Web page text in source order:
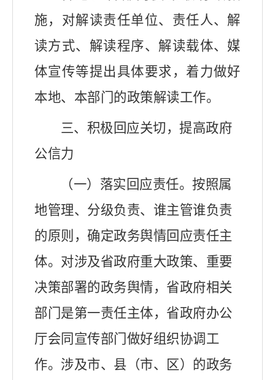
施，对解读责任单位、责任人、解
读方式、解读程序、解读载体、媒
体宣传等提出具体要求，着力做好
本地、本部门的政策解读工作。
三、积极回应关切，提高政府
公信力
（一）落实回应责任。按照属
地管理、分级负责、谁主管谁负责
的原则 ，确定政务舆情回应责任主
体。对涉及省政府重大政策、重要
决策部署的政务舆情，省政府相关
部门是第一责任主体，省政府办公
厅会同宣传部门做好组织协调工
作。涉及市、县（市、区）的政务